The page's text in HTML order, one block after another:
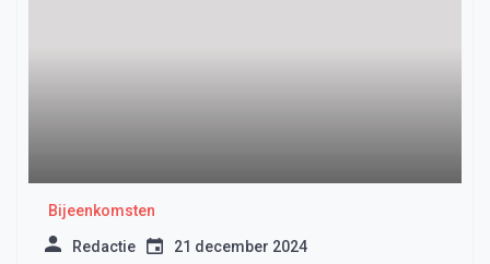
Bijeenkomsten
Redactie 21 december 2024